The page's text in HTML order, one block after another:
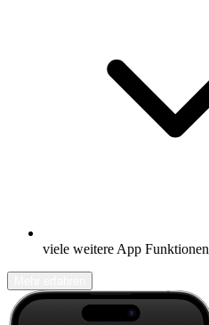
viele weitere App Funktionen